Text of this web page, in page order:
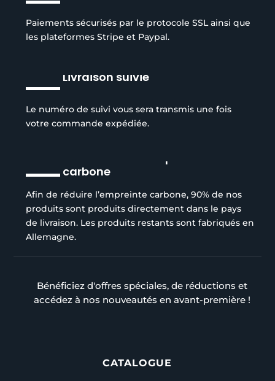
Paiements sécurisés par le protocole SSL ainsi que
les plateformes Stripe et Paypal.
Livraison suivie
Le numéro de suivi vous sera transmis une fois
votre commande expédiée.
carbone
Afin de réduire l’empreinte carbone, 90% de nos
produits sont produits directement dans le pays
de livraison. Les produits restants sont fabriqués en
Allemagne.
Bénéficiez d'offres spéciales, de réductions et
accédez à nos nouveautés en avant-première !
CATALOGUE